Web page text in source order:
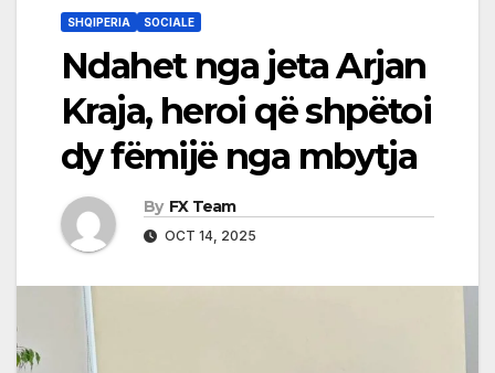
SHQIPERIA SOCIALE
Ndahet nga jeta Arjan
Kraja, heroi që shpëtoi
dy fëmijë nga mbytja
By FX Team
OCT 14, 2025